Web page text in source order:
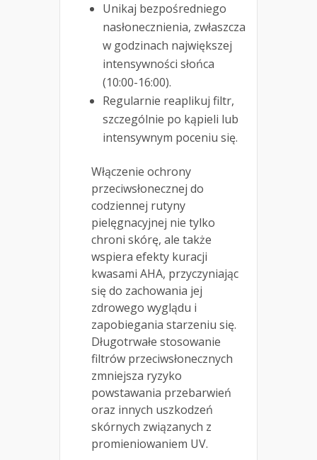
Unikaj bezpośredniego
nasłonecznienia, zwłaszcza
w godzinach największej
intensywności słońca
(10:00-16:00).
Regularnie reaplikuj filtr,
szczególnie po kąpieli lub
intensywnym poceniu się.
Włączenie ochrony
przeciwsłonecznej do
codziennej rutyny
pielęgnacyjnej nie tylko
chroni skórę, ale także
wspiera efekty kuracji
kwasami AHA, przyczyniając
się do zachowania jej
zdrowego wyglądu i
zapobiegania starzeniu się.
Długotrwałe stosowanie
filtrów przeciwsłonecznych
zmniejsza ryzyko
powstawania przebarwień
oraz innych uszkodzeń
skórnych związanych z
promieniowaniem UV.